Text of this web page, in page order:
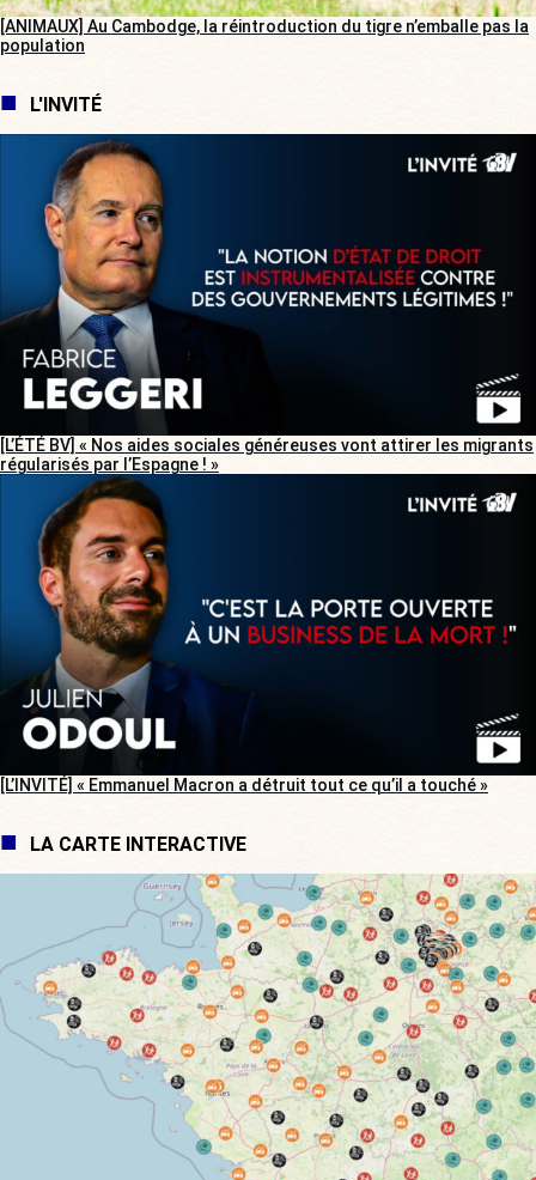
[ANIMAUX] Au Cambodge, la réintroduction du tigre n’emballe pas la
population
L'INVITÉ
[L’ÉTÉ BV] « Nos aides sociales généreuses vont attirer les migrants
régularisés par l’Espagne ! »
[L’INVITÉ] « Emmanuel Macron a détruit tout ce qu’il a touché »
LA CARTE INTERACTIVE